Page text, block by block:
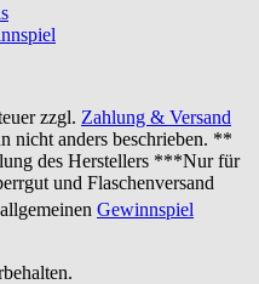
zzgl. Zahlung & Versand
nicht anders beschrieben. **
des Herstellers ***Nur für
und Flaschenversand
Gewinnspiel